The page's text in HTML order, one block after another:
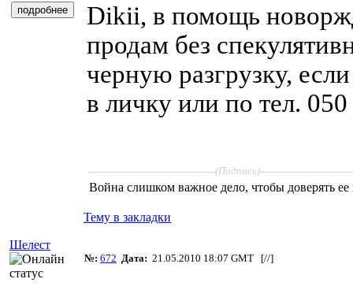
Dikii, в помощь
продам без
черную разгрузку,
в личку или по тел.
(Подпись)
Война слишком важное дело, чтобы доверять
Тему в закладки
Шелест
№: 672 Дата: 21.05.2010 18:07 GMT [//]